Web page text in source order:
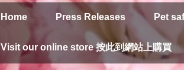
Home Press Releases Pet
Visit our online store 按此到網站上購買